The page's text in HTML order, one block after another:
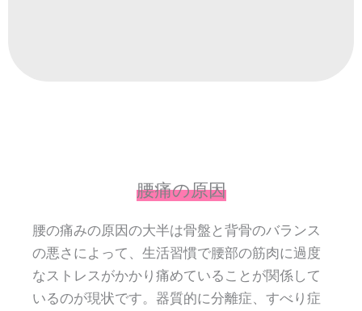
腰痛の原因
腰の痛みの原因の大半は骨盤と背骨のバランス
の悪さによって、生活習慣で腰部の筋肉に過度
なストレスがかかり痛めていることが関係して
いるのが現状です。器質的に分離症、すべり症